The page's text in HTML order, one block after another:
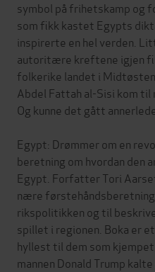
symbol på frihetskamp og
som fikk kastet Egypts
inspirerte en hel verden.
autoritære kreftene igjen
folkerike landet i
Abdel Fattah al-Sisi kom
Og kunne det gått
Egypt: Drømmer om en
beretning om hvordan den
Egypt. Forfatter Tori
nære
rikspolitikken og til
spillet i regionen. Boka er
hyllest til dem som
mannen Donald Trump